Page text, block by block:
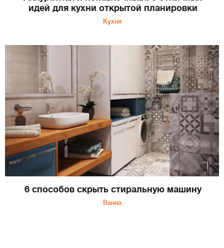
идей для кухни открытой планировки
Кухня
6 способов скрыть стиральную машину
Ванна